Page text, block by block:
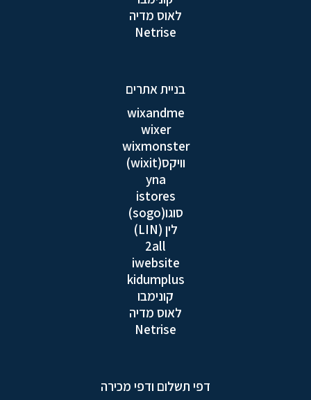
לאוס מדיה
Netrise
בניית אתרים
wixandme
wixer
wixmonster
וויקס(wixit)
yna
istores
סוגו(sogo)
לין (LIN)
2all
iwebsite
kidumplus
קונימבו
לאוס מדיה
Netrise
דפי תשלום ודפי מכירה